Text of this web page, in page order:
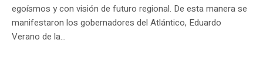
egoísmos y con visión de futuro regional. De esta manera se
manifestaron los gobernadores del Atlántico, Eduardo
Verano de la...